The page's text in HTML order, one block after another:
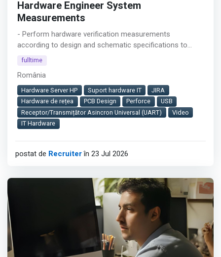
Hardware Engineer System
Measurements
- Perform hardware verification measurements
according to design and schematic specifications to
ensure functionality of infotainment systems
and potentially up to 25 GHz) on interfaces such as USB,
CAN, PCI, video, Ethernet, PCI Express, DDR3/DDR4
memory using oscilloscopes
- Develop, test, and verify analog and digital functional
blocks, including power supplies, audio blocks, and
Afișează tot
fulltime
România
Hardware Server HP Suport hardware IT
JIRA
Hardware de rețea
PCB Design Perforce
USB
Receptor/Transmițător Asincron Universal (UART)
Video
IT Hardware
postat de Recruiterîn 23 Jul 2026